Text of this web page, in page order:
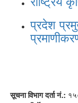
प्रदेश
सूचना विभाग दर्ता नं.: